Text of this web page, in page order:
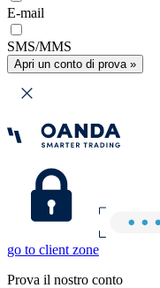
E-mail
SMS/MMS
Apri un conto di prova »
go to client zone
Prova il nostro conto